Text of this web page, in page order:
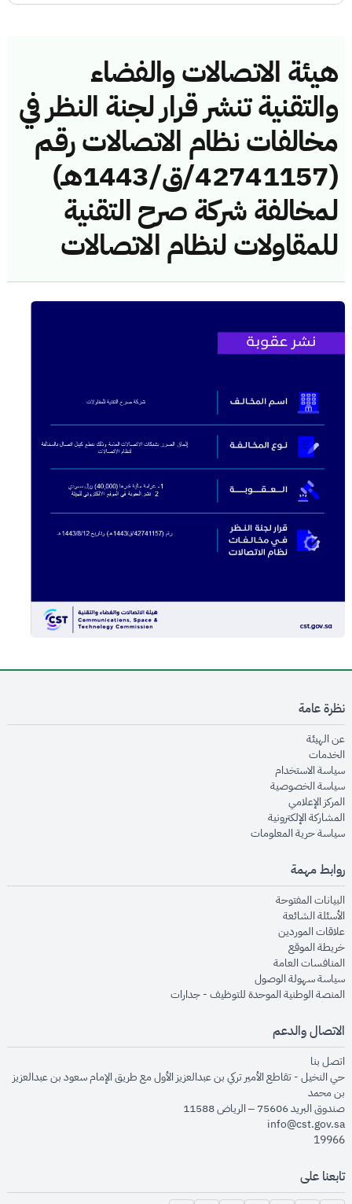
هيئة الاتصالات والفضاء
والتقنية تنشر قرار لجنة النظر في
مخالفات نظام الاتصالات رقم
(42741157/ق/1443هـ)
لمخالفة شركة صرح التقنية
للمقاولات لنظام الاتصالات
نظرة عامة
عن الهيئةopens in new window
الخدماتopens in new window
سياسة الاستخدام
سياسة الخصوصيةopens in new window
المركز الإعلاميopens in new window
المشاركة الإلكترونيةopens in new window
سياسة حرية المعلوماتopens in new window
روابط مهمة
البيانات المفتوحةopens in new window
الأسئلة الشائعةopens in new window
علاقات الموردينopens in new window
خريطة الموقعopens in new window
المنافسات العامةopens in new window
سياسة سهولة الوصولopens in new window
المنصة الوطنية الموحدة للتوظيف - جداراتopens in new window
الاتصال والدعم
اتصل بنا
حي النخيل - تقاطع الأمير تركي بن عبدالعزيز الأول مع طريق الإمام سعود بن عبدالعزيز
بن محمد
صندوق البريد 75606 – الرياض 11588
info@cst.gov.sa
19966
تابعنا على